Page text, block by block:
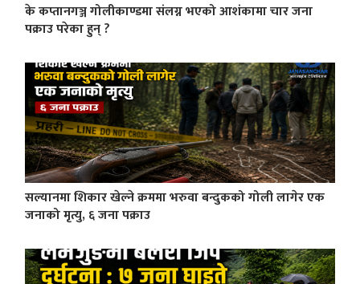
के कप्तानगञ्ज गोलीकाण्डमा संलग्न भएको आशंकामा चार जना
पक्राउ परेका हुन् ?
सल्यानमा शिकार खेल्ने क्रममा भरुवा बन्दुकको गोली लागेर एक
जनाको मृत्यु, ६ जना पक्राउ